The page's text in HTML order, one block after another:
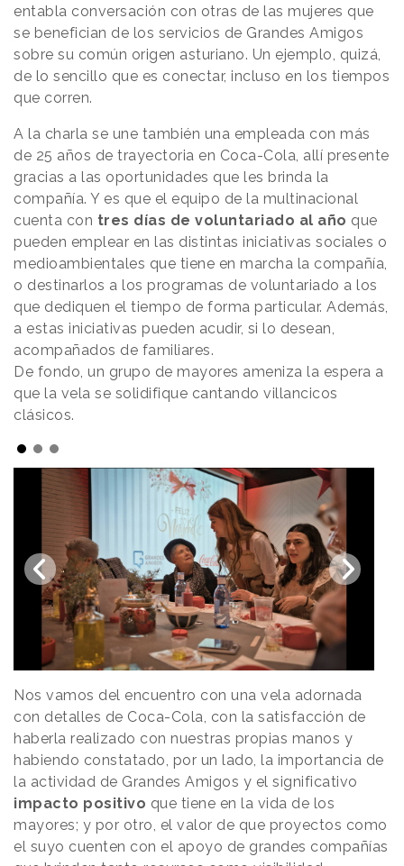
entabla conversación con otras de las mujeres que
se benefician de los servicios de Grandes Amigos
sobre su común origen asturiano. Un ejemplo, quizá,
de lo sencillo que es conectar, incluso en los tiempos
que corren.
A la charla se une también una empleada con más
de 25 años de trayectoria en Coca-Cola, allí presente
gracias a las oportunidades que les brinda la
compañía. Y es que el equipo de la multinacional
cuenta con tres días de voluntariado al año que
pueden emplear en las distintas iniciativas sociales o
medioambientales que tiene en marcha la compañía,
o destinarlos a los programas de voluntariado a los
que dediquen el tiempo de forma particular. Además,
a estas iniciativas pueden acudir, si lo desean,
acompañados de familiares.
De fondo, un grupo de mayores ameniza la espera a
que la vela se solidifique cantando villancicos
clásicos.
Nos vamos del encuentro con una vela adornada
con detalles de Coca-Cola, con la satisfacción de
haberla realizado con nuestras propias manos y
habiendo constatado, por un lado, la importancia de
la actividad de Grandes Amigos y el significativo
impacto positivo que tiene en la vida de los
mayores; y por otro, el valor de que proyectos como
el suyo cuenten con el apoyo de grandes compañías